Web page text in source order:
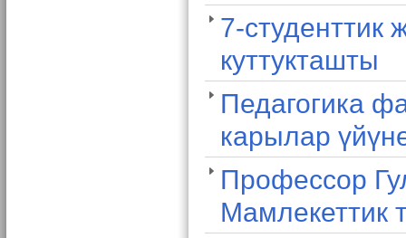
7-студенттик
куттукташты
Педагогика
карылар
Профессор
Мамлекеттик